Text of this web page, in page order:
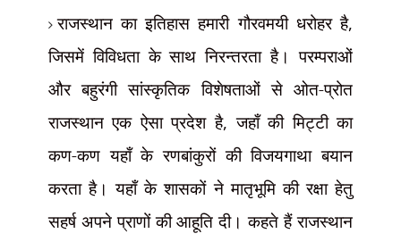
राजस्थान का इतिहास हमारी गौरवमयी धरोहर है,
जिसमें विविधता के साथ निरन्तरता है। परम्पराओं
और बहुरंगी सांस्कृतिक विशेषताओं से ओत-प्रोत
राजस्थान एक ऐसा प्रदेश है,जहाँ की मिट्टी का
कण-कण यहाँ के रणबांकुरों की विजयगाथा बयान
करता है। यहाँ के शासकों ने मातृभूमि की रक्षा हेतु
सहर्ष अपने प्राणों की आहूति दी। कहते हैं राजस्थान